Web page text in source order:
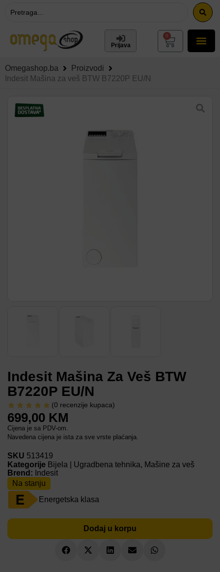
Prijava
0
Omegashop.ba
Proizvodi
Indesit Mašina za veš BTW B7220P EU/N
Indesit Mašina Za Veš BTW
B7220P EU/N
(0 recenzije kupaca)
699,00 KM
Cijena je sa PDV-om.
Navedena cijena je ista za sve vrste plaćanja.
SKU 513419
Kategorije Bijela | Ugradbena tehnika, Mašine za veš
Brend: Indesit
Na stanju
Energetska klasa
Dodaj u korpu